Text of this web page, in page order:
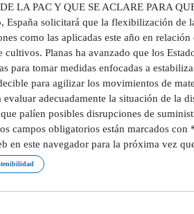
LA PAC Y QUE SE ACLARE PARA
España solicitará que la flexibilización de
como las aplicadas este año en
Planas ha avanzado que los
para tomar medidas enfocadas a
para agilizar los movimientos de
adecuadamente la situación de la
palíen posibles disrupciones de
campos obligatorios están marcados
en este navegador para la próxima vez